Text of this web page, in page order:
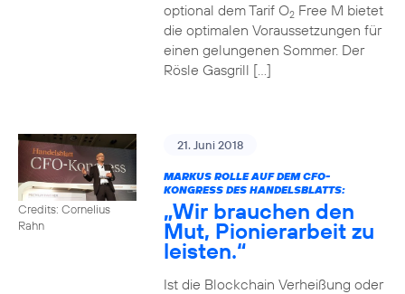
optional dem Tarif O2Free M bietet
die optimalen Voraussetzungen für
einen gelungenen Sommer. Der
Rösle Gasgrill […]
Credits: Cornelius
Rahn
21. Juni 2018
MARKUS ROLLE AUF DEM CFO-
KONGRESS DES HANDELSBLATTS:
„Wir brauchen den
Mut, Pionierarbeit zu
leisten.“
Ist die Blockchain Verheißung oder